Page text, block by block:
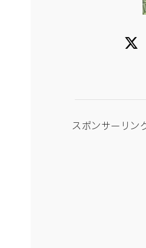
スポンサーリン